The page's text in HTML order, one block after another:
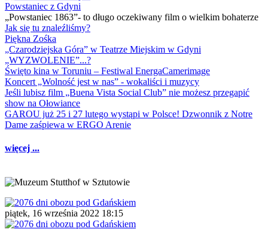
Powstaniec z Gdyni
„Powstaniec 1863”- to długo oczekiwany film o wielkim bohaterze
Jak się tu znaleźliśmy?
Piękna Zośka
„Czarodziejska Góra” w Teatrze Miejskim w Gdyni
„WYZWOLENIE”...?
Święto kina w Toruniu – Festiwal EnergaCamerimage
Koncert „Wolność jest w nas” - wokaliści i muzycy
Jeśli lubisz film „Buena Vista Social Club” nie możesz przegapić
show na Ołowiance
GAROU już 25 i 27 lutego wystąpi w Polsce! Dzwonnik z Notre
Dame zaśpiewa w ERGO Arenie
więcej ...
piątek, 16 września 2022 18:15